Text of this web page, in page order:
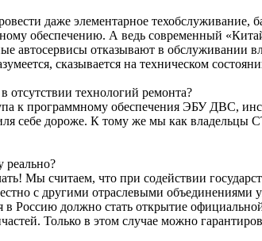
даже элементарное
обеспечению. А ведь современный
автосервисы отказывают в
сказывается на техническом
отсутствии технологий ремонта?
к программному обеспечения ЭБУ ДВС,
себе дороже. К тому же мы как
реально?
Мы считаем, что при содействии
с другими отраслевыми
в Россию должно стать открытие
Только в этом случае можно